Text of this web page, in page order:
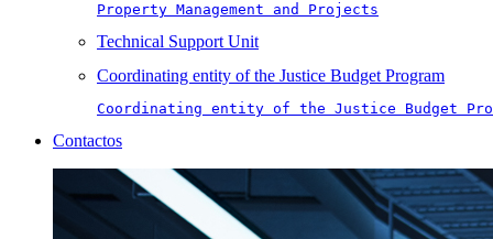
Property Management and Projects
Technical Support Unit
Coordinating entity of the Justice Budget Program
Coordinating entity of the Justice Budget
Contactos